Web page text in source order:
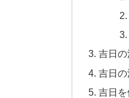
吉日
吉日
吉日